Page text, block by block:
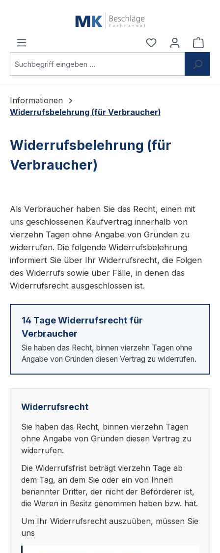
Du hast 0
Informationen
Widerrufsbelehrung (für Verbraucher)
Widerrufsbelehrung (für
Verbraucher)
Als Verbraucher haben Sie das Recht, einen mit
uns geschlossenen Kaufvertrag innerhalb von
vierzehn Tagen ohne Angabe von Gründen zu
widerrufen. Die folgende Widerrufsbelehrung
informiert Sie über Ihr Widerrufsrecht, die Folgen
des Widerrufs sowie über Fälle, in denen das
Widerrufsrecht ausgeschlossen ist.
14 Tage Widerrufsrecht für
Verbraucher
Sie haben das Recht, binnen vierzehn Tagen ohne
Angabe von Gründen diesen Vertrag zu widerrufen.
Widerrufsrecht
Sie haben das Recht, binnen vierzehn Tagen
ohne Angabe von Gründen diesen Vertrag zu
widerrufen.
Die Widerrufsfrist beträgt vierzehn Tage ab
dem Tag, an dem Sie oder ein von Ihnen
benannter Dritter, der nicht der Beförderer ist,
die Waren in Besitz genommen haben bzw. hat.
Um Ihr Widerrufsrecht auszuüben, müssen Sie
uns